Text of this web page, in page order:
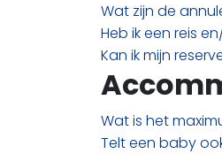
Wat zijn de
Heb ik een reis
Kan ik mijn
Wat is het
Telt een baby